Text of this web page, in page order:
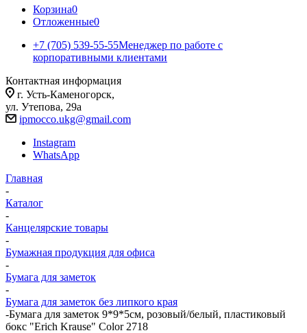
Корзина0
Отложенные0
+7 (705) 539-55-55Менеджер по работе с
корпоративными клиентами
Контактная информация
г. Усть-Каменогорск,
ул. Утепова, 29а
ipmocco.ukg@gmail.com
Instagram
WhatsApp
Главная
-
Каталог
-
Канцелярские товары
-
Бумажная продукция для офиса
-
Бумага для заметок
-
Бумага для заметок без липкого края
-Бумага для заметок 9*9*5см, розовый/белый, пластиковый
бокс "Erich Krause" Color 2718